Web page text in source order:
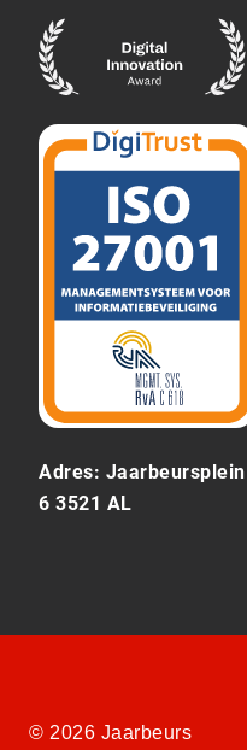
Adres: Jaarbeursplein
6 3521 AL
© 2026 Jaarbeurs